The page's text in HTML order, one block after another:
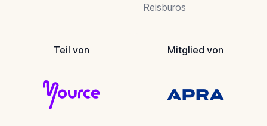
Reisburos
Teil von Mitglied von